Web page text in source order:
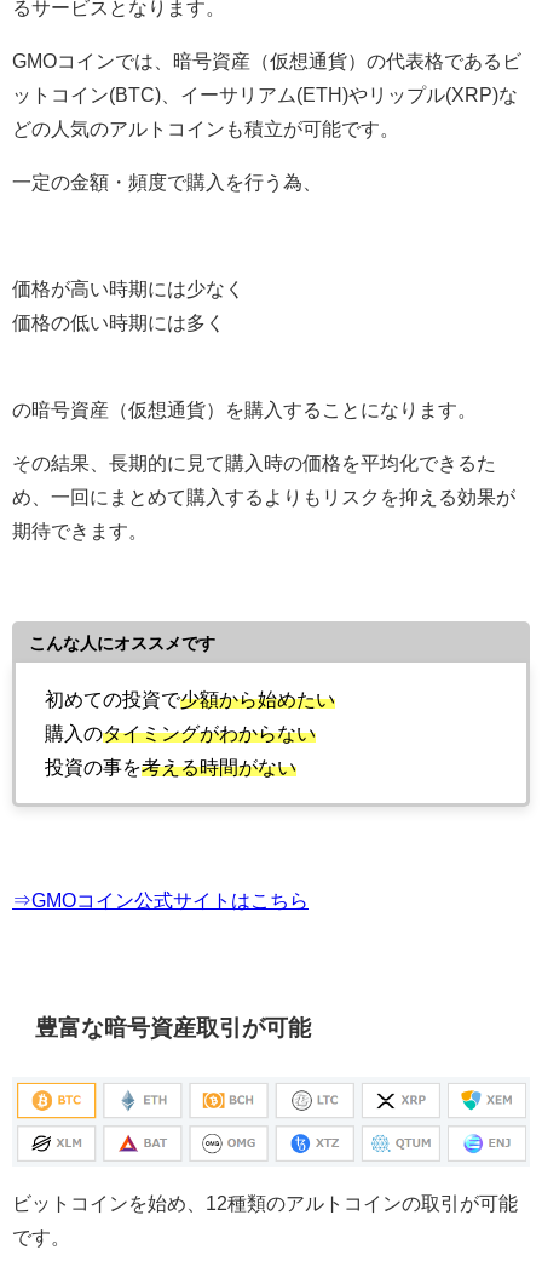
るサービスとなります。
GMOコインでは、暗号資産（仮想通貨）の代表格であるビ
ットコイン(BTC)、イーサリアム(ETH)やリップル(XRP)な
どの人気のアルトコインも積立が可能です。
一定の金額・頻度で購入を行う為、
価格が高い時期には少なく
価格の低い時期には多く
の暗号資産（仮想通貨）を購入することになります。
その結果、長期的に見て購入時の価格を平均化できるた
め、一回にまとめて購入するよりもリスクを抑える効果が
期待できます。
こんな人にオススメです
初めての投資で少額から始めたい
購入のタイミングがわからない
投資の事を考える時間がない
⇒GMOコイン公式サイトはこちら
豊富な暗号資産取引が可能
ビットコインを始め、12種類のアルトコインの取引が可能
です。